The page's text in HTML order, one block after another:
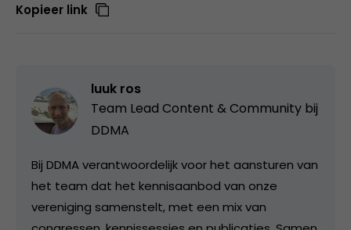
Kopieer link
luuk ros
Team Lead Content & Community bij
DDMA
Bij DDMA verantwoordelijk voor het aansturen van
het team dat het kennisaanbod van onze
vereniging samenstelt, met een mix van